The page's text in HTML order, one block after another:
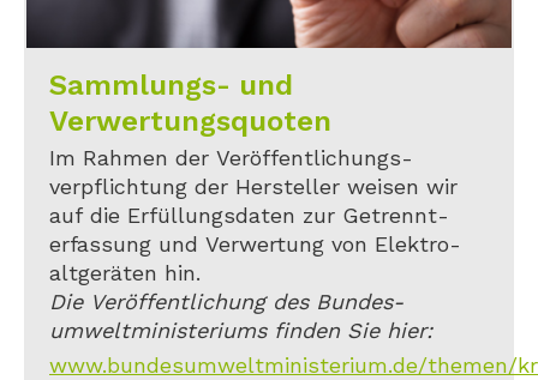
Sammlungs- und
Verwertungsquoten
Im Rahmen der Veröffentlichungs-
verpflichtung der Hersteller weisen wir
auf die Erfüllungsdaten zur Getrennt-
erfassung und Verwertung von Elektro-
altgeräten hin.
Die Veröffentlichung des Bundes-
umweltministeriums finden Sie hier:
www.bundesumweltministerium.de/